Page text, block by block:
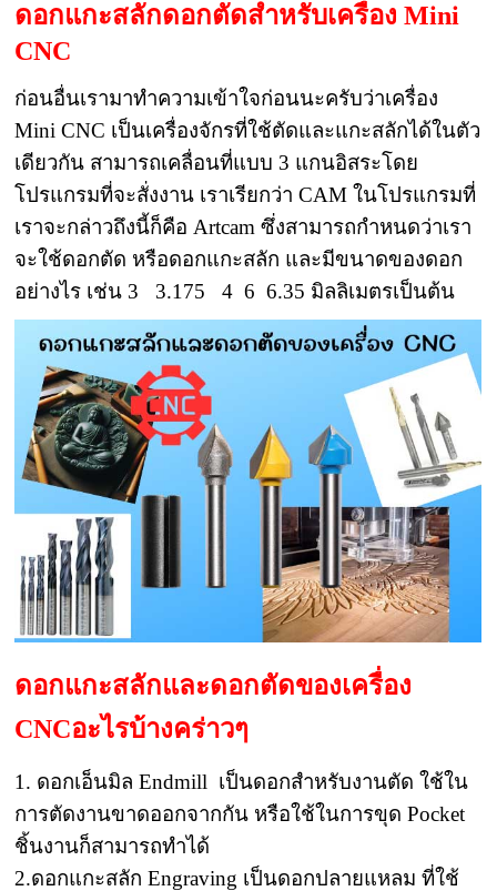
ดอกแกะสลักดอกตัดสำหรับเครื่อง Mini
CNC
ก่อนอื่นเรามาทำความเข้าใจก่อนนะครับว่าเครื่อง
Mini CNC เป็นเครื่องจักรที่ใช้ตัดและแกะสลักได้ในตัว
เดียวกัน สามารถเคลื่อนที่แบบ 3 แกนอิสระโดย
โปรแกรมที่จะสั่งงาน เราเรียกว่า CAM ในโปรแกรมที่
เราจะกล่าวถึงนี้ก็คือ Artcam ซึ่งสามารถกำหนดว่าเรา
จะใช้ดอกตัด หรือดอกแกะสลัก และมีขนาดของดอก
อย่างไร เช่น 3 3.175 4 6 6.35 มิลลิเมตรเป็นต้น
ดอกแกะสลักและดอกตัดของเครื่อง
CNCอะไรบ้างคร่าวๆ
1. ดอกเอ็นมิล Endmill เป็นดอกสำหรับงานตัด ใช้ใน
การตัดงานขาดออกจากกัน หรือใช้ในการขุด Pocket
ชิ้นงานก็สามารถทำได้
2.ดอกแกะสลัก Engraving เป็นดอกปลายแหลม ที่ใช้